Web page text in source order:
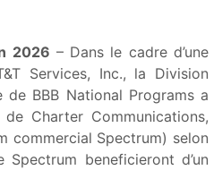
2026 – Dans le cadre d’une
Services, Inc., la Division
BBB National Programs a
Charter Communications,
commercial Spectrum) selon
beneficieront d’un